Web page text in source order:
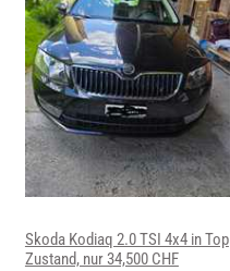
Skoda Kodiaq 2.0 TSI 4x4 in Top
Zustand, nur 34,500 CHF